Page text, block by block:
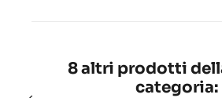
8 altri prodotti
categoria: